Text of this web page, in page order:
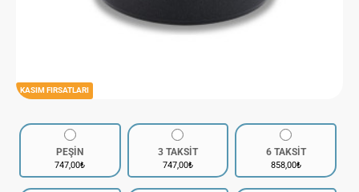
KASIM FIRSATLARI
PEŞİN
747,00₺
3 TAKSİT
747,00₺
6 TAKSİT
858,00₺